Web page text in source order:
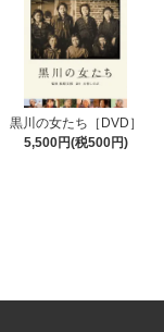
黒川の女たち［DVD］
5,500円(税500円)